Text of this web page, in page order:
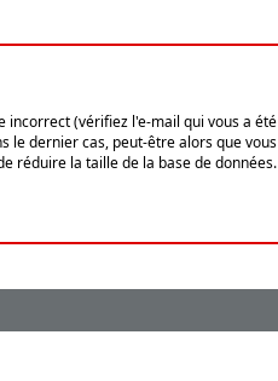
(vérifiez l'e-mail qui vous a
dernier cas, peut-être alors que
la taille de la base de